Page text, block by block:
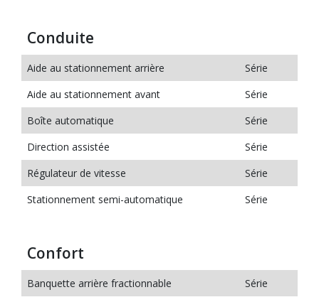
Conduite
Aide au stationnement arrière
Série
Aide au stationnement avant
Série
Boîte automatique
Série
Direction assistée
Série
Régulateur de vitesse
Série
Stationnement semi-automatique
Série
Confort
Banquette arrière fractionnable Série